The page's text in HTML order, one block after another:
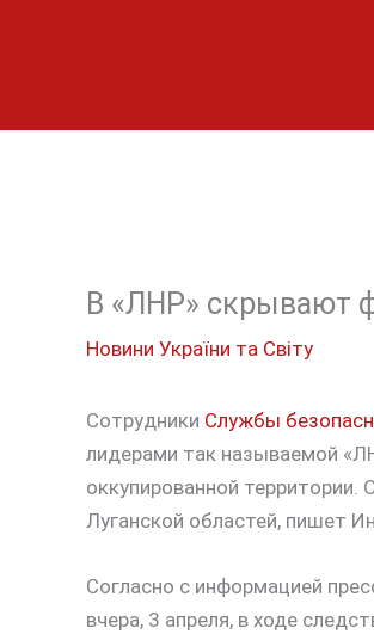
В «ЛНР» скрывают
Новини України та Світу
Сотрудники Службы
лидерами так называемой
оккупированной
Луганской областей, пишет
Согласно с информацией
вчера, 3 апреля, в ходе